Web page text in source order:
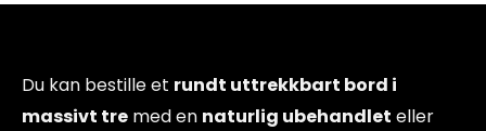
Du kan bestille et rundt uttrekkbart bord i
massivt tre med en naturlig ubehandlet eller